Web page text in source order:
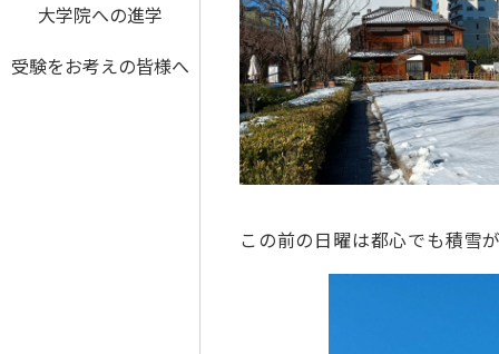
大学院への進学
受験をお考えの皆様へ
この前の日曜は都心でも積雪